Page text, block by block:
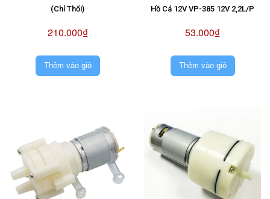
(Chỉ Thổi)
210.000₫
Thêm vào giỏ
Hồ Cá 12V VP-385 12V 2,2L/P
53.000₫
Thêm vào giỏ